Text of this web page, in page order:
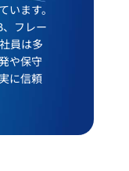
ます。
フレー
員は多
や保守
に信頼